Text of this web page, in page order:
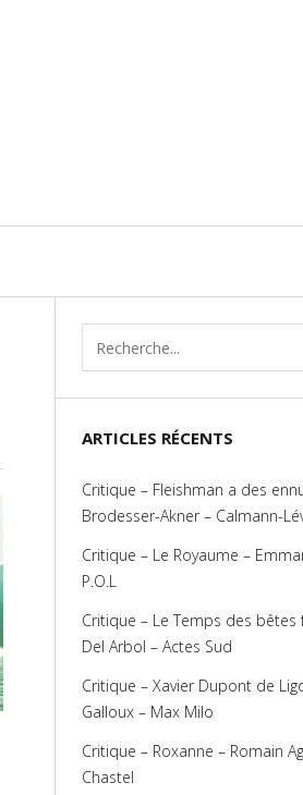
ARTICLES RÉCENTS
Critique – Fleishman a des
Brodesser-Akner – Calmann-
Critique – Le Royaume –
P.O.L
Critique – Le Temps des bêtes
Del Arbol – Actes Sud
Critique – Xavier Dupont de
Galloux – Max Milo
Critique – Roxanne – Romain
Chastel